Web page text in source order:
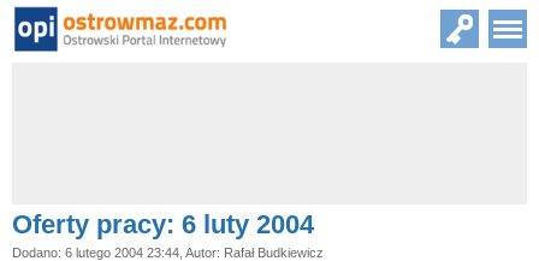
Oferty pracy: 6 luty 2004
Dodano: 6 lutego 2004 23:44, Autor: Rafał Budkiewicz